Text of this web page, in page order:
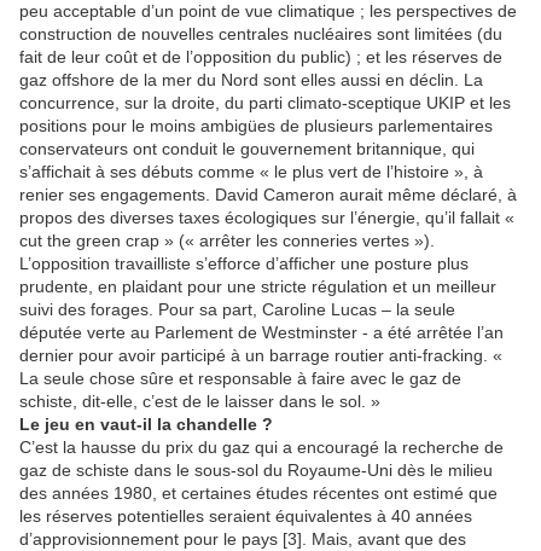
peu acceptable d’un point de vue climatique ; les perspectives de
construction de nouvelles centrales nucléaires sont limitées (du
fait de leur coût et de l’opposition du public) ; et les réserves de
gaz offshore de la mer du Nord sont elles aussi en déclin. La
concurrence, sur la droite, du parti climato-sceptique UKIP et les
positions pour le moins ambigües de plusieurs parlementaires
conservateurs ont conduit le gouvernement britannique, qui
s’affichait à ses débuts comme « le plus vert de l’histoire », à
renier ses engagements. David Cameron aurait même déclaré, à
propos des diverses taxes écologiques sur l’énergie, qu’il fallait «
cut the green crap » (« arrêter les conneries vertes »).
L’opposition travailliste s’efforce d’afficher une posture plus
prudente, en plaidant pour une stricte régulation et un meilleur
suivi des forages. Pour sa part, Caroline Lucas – la seule
députée verte au Parlement de Westminster - a été arrêtée l’an
dernier pour avoir participé à un barrage routier anti-fracking. «
La seule chose sûre et responsable à faire avec le gaz de
schiste, dit-elle, c’est de le laisser dans le sol. »
Le jeu en vaut-il la chandelle ?
C’est la hausse du prix du gaz qui a encouragé la recherche de
gaz de schiste dans le sous-sol du Royaume-Uni dès le milieu
des années 1980, et certaines études récentes ont estimé que
les réserves potentielles seraient équivalentes à 40 années
d’approvisionnement pour le pays [3]. Mais, avant que des